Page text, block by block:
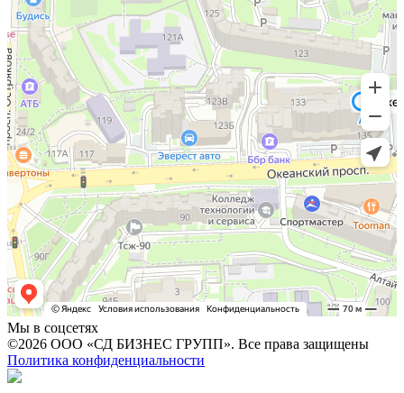
Мы в соцсетях
©2026 ООО «СД БИЗНЕС ГРУПП». Все права защищены
Политика конфиденциальности